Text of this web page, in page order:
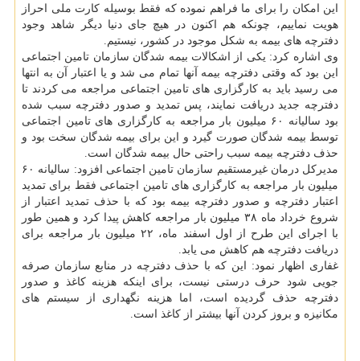
این امکان را برای ما فراهم نموده که فقط بوسیله کارت ملی احراز
هویت نماییم، چونکه هم اکنون در هیچ جای دنیا دیگر شاهد وجود
دفترچه های بیمه به شکل موجود در کشور، نیستیم.
وی اشاره کرد: یکی از اشکالات بیمه شدگان سازمان تامین اجتماعی
این بود که وقتی دفترچه بیمه آنها تمام می شد و یا اعتبار آن به انتها
می رسید باید به کارگزاری های تامین اجتماعی مراجعه می کردند تا
دفترچه جدید دریافت نمایند، پس تمدید و صدور دفترچه سبب شده
بود سالیانه ۶۰ میلیون بار مراجعه به کارگزاری های تامین اجتماعی
توسط بیمه شدگان صورت گیرد و این برای بیمه شدگان سخت بود و
حذف دفترچه بیمه سبب راحتی حال بیمه شدگان است.
مدیرکل درمان غیرمستقیم سازمان تامین اجتماعی افزود: سالیانه ۶۰
میلیون بار مراجعه به کارگزاری های تامین اجتماعی فقط برای تمدید
اعتبار دفترچه و صدور دفترچه بیمه بود که با حذف تمدید اعتبار از
شروع خرداد ماه ۳۸ میلیون بار مراجعه کاهش پیدا کرد و همین طور
با اجرای این طرح از اول اسفند ماه، ۲۲ میلیون بار مراجعه برای
دریافت دفترچه هم کاهش می یابد.
غفاری اظهار نمود: این که با حذف دفترچه در منابع سازمان صرفه
جویی شود حرف درستی نیست، برای اینکه هزینه کاغذ و صدور
دفترچه حذف گردیده است، اما هزینه نگهداری از سیستم های
مکانیزه و بروز کردن آنها بیشتر از کاغذ است.